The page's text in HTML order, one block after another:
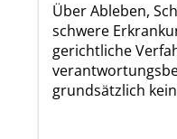
Über Ableben,
schwere
gerichtliche
grundsätzlich